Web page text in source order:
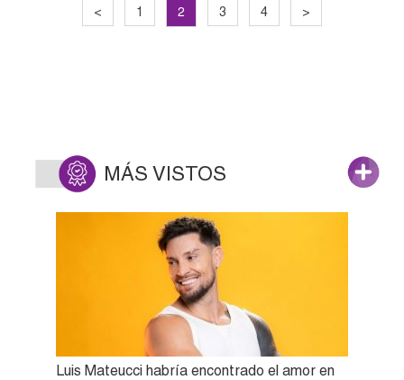
< 1 2 3 4 >
MÁS VISTOS
Luis Mateucci habría encontrado el amor en